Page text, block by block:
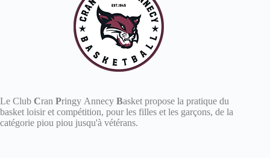
Le Club Cran Pringy Annecy Basket propose la pratique du
basket loisir et compétition, pour les filles et les garçons, de la
catégorie piou piou jusqu'à vétérans.